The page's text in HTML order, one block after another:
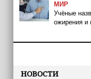
МИР
Учёные
ожирения и
НОВОСТИ